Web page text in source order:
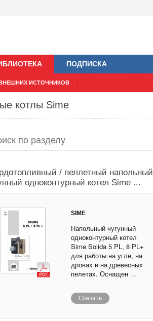
ИСТОЧНИКОВ
ПОДПИСКА
котлы Sime
/ пеллетный напольный
одноконтурный котел Sime ...
SIME
Напольный чугунный
одноконтурный котел
Sime Solida 5 PL, 8 PL+
для работы на угле, на
дровах и на древесных
пелетах. Оснащен ...
Скачать